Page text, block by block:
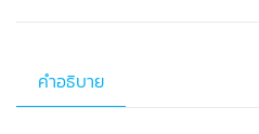
คำอธิบาย